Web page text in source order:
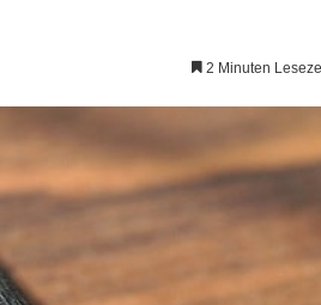
2 Minuten